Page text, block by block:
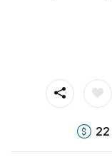
22